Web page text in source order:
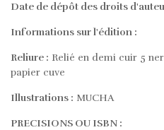
Date de dépôt des droits
Informations sur l'édition :
Reliure : Relié en demi cuir 5
papier cuve
Illustrations : MUCHA
PRECISIONS OU ISBN :